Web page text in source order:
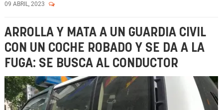
09 ABRIL, 2023
ARROLLA Y MATA A UN GUARDIA CIVIL
CON UN COCHE ROBADO Y SE DA A LA
FUGA: SE BUSCA AL CONDUCTOR